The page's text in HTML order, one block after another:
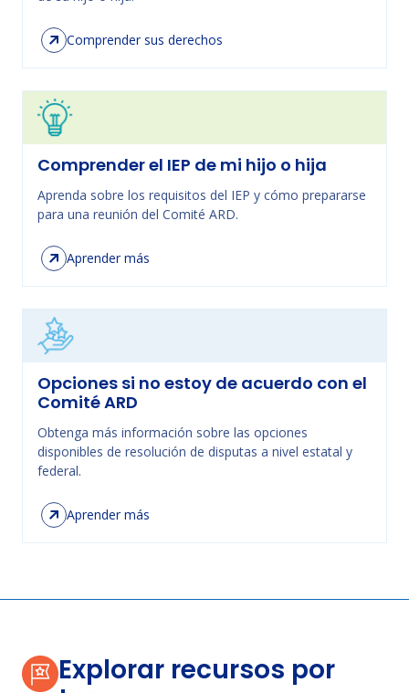
Comprender sus derechos
Comprender el IEP de mi hijo o hija
Aprenda sobre los requisitos del IEP y cómo prepararse
para una reunión del Comité ARD.
Aprender más
Opciones si no estoy de acuerdo con el
Comité ARD
Obtenga más información sobre las opciones
disponibles de resolución de disputas a nivel estatal y
federal.
Aprender más
Explorar recursos por